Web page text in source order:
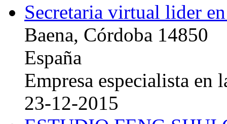
Secretaria virtual lider
Baena, Córdoba 14850
España
Empresa especialista en
23-12-2015